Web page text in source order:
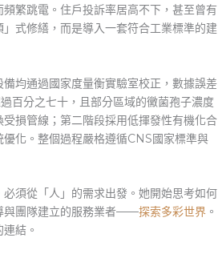
繁跳電。住戶投訴率居高不下，甚至曾有
式修繕，而是導入一套符合工業標準的建
均通過國家度量衡實驗室校正，數據誤差
百分之七十，且部分區域的黴菌孢子濃度
損管線；第二階段採用低揮發性有機化合
化。整個過程嚴格遵循CNS國家標準與
須從「人」的需求出發。她開始思考如何
與團隊建立的服務業者——探索多彩世界 。
結。